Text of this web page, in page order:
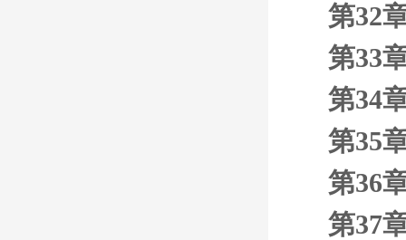
第32
第33
第34
第35
第36
第37